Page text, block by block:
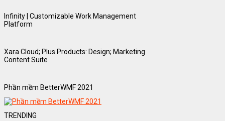
Infinity | Customizable Work Management
Platform
Xara Cloud; Plus Products: Design; Marketing
Content Suite
Phần mềm BetterWMF 2021
TRENDING